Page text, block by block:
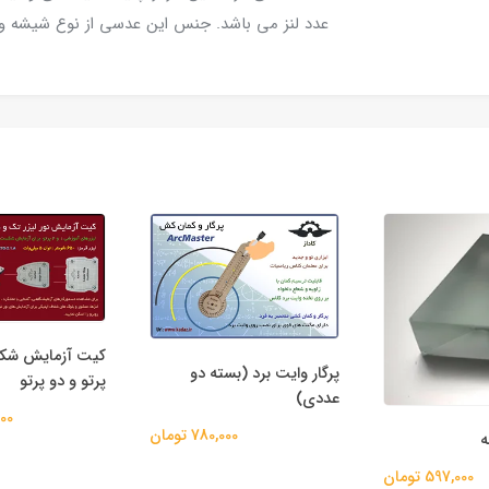
عدد لنز می باشد. جنس این عدسی از نوع شیشه و
(بسته دو
پرتو و دو پرتو
پرگار وایت برد